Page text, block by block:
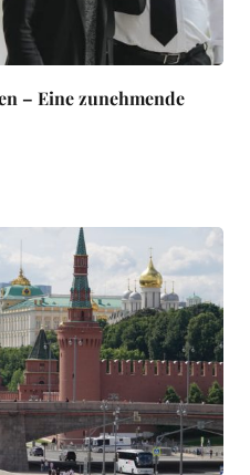
– Eine zunehmende